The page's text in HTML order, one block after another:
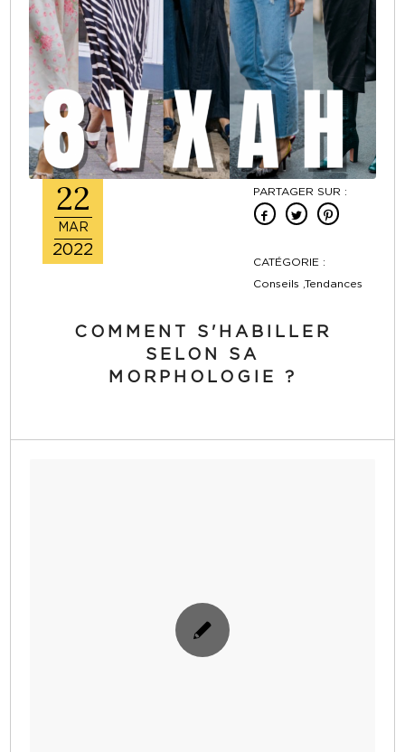
22
MAR
2022
PARTAGER SUR :
CATÉGORIE :
Conseils ,Tendances
COMMENT S'HABILLER
SELON SA
MORPHOLOGIE ?